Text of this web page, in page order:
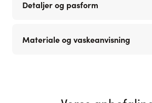
Detaljer og pasform
Materiale og vaskeanvisning